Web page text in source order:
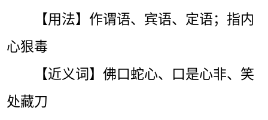
【用法】作谓语、宾语、定语；指内
心狠毒
【近义词】佛口蛇心、口是心非、笑
处藏刀